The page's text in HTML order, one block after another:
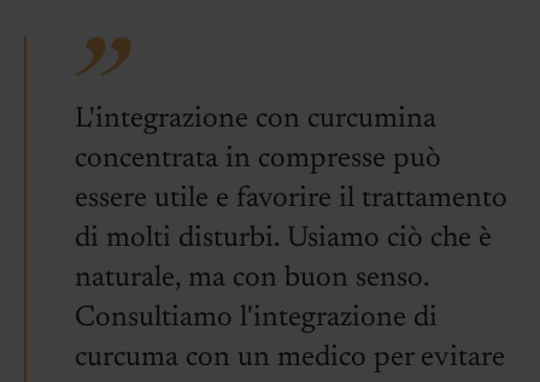
L'integrazione con curcumina
concentrata in compresse può
essere utile e favorire il trattamento
di molti disturbi. Usiamo ciò che è
naturale, ma con buon senso.
Consultiamo l'integrazione di
curcuma con un medico per evitare